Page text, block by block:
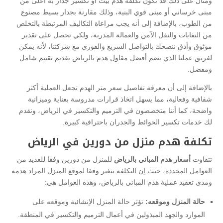
مبنى خرساني أو مبنى قوي البنية، وذلك مقارنة بجدار بسيط مصنوع
من الطوب، بالإضافة إلى أنه يجب مراعاة التكاليف المرتبطة بالتخلص
من النفايات والنقل الآمن والعمالة المدربة، ولكي تحصل على تقدير
موثوق وأدق ننصحك بالتواصل السريع والفوري مع شركتنا، لأنه يمكن
لفريق عملنا الذي يضم أفضل مقاول هدم بالرياض تقديم تقييم شامل
ومفصل.
بالإضافة إلى أن معرفة تفاصيل سعر متر الهدم تجعل العملية أكثر
شفافية وفعالية، مما يسهل اتخاذ قرارات مدروسة بعناية وميزانية
واضحة، كما أننا متخصصون في الترميم والتكسير في الرياض، ونقدم
لك خدمات تكسير الحوائط والجدران باحترافية كبيرة.
تكلفة هدم منزل من دورين في الرياض
تتفاوت أسعار هدم المباني بالرياض للمنزل من دورين وفقا للعديد من
العوامل المحددة، حيث إن التكلفة تتغير وفقا لموقع المنزل المراد هدمه
ومدى تعقيد عملية هدم المباني بالرياض، وهذه العوامل هي:
حالة المنزل وموقعه: تؤثر حالة المنزل الإنشائية وموقعه على
الموارد والجهد المبذولين في أعمال الترميم والتكسير في المنطقة.